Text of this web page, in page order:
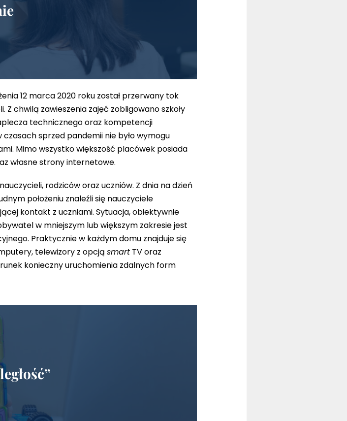
12 marca 2020 roku został przerwany tok
chwilą zawieszenia zajęć zobligowano szkoły
technicznego oraz kompetencji
sprzed pandemii nie było wymogu
Mimo wszystko większość placówek posiada
własne strony internetowe.
rodziców oraz uczniów. Z dnia na dzień
położeniu znaleźli się nauczyciele
kontakt z uczniami. Sytuacja, obiektywnie
w mniejszym lub większym zakresie jest
Praktycznie w każdym domu znajduje się
telewizory z opcjąsmart TV oraz
konieczny uruchomienia zdalnych form